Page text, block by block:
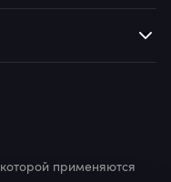
применяются